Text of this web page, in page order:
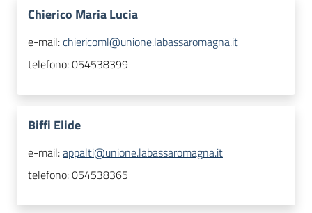
Chierico Maria Lucia
e-mail:chiericoml@unione.labassaromagna.it
telefono:054538399
Biffi Elide
e-mail:appalti@unione.labassaromagna.it
telefono:054538365